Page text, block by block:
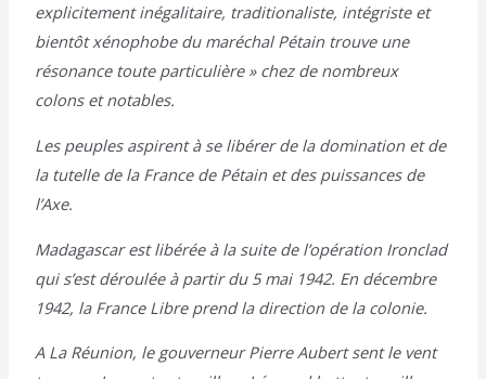
explicitement inégalitaire, traditionaliste, intégriste et
bientôt xénophobe du maréchal Pétain trouve une
résonance toute particulière » chez de nombreux
colons et notables.
Les peuples aspirent à se libérer de la domination et de
la tutelle de la France de Pétain et des puissances de
l’Axe.
Madagascar est libérée à la suite de l’opération Ironclad
qui s’est déroulée à partir du 5 mai 1942. En décembre
1942, la France Libre prend la direction de la colonie.
A La Réunion, le gouverneur Pierre Aubert sent le vent